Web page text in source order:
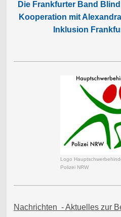
Die Frankfurter Band
Kooperation mit
Inklusion
Logo
Polizei NRW
Nachrichten - Aktuelles zur